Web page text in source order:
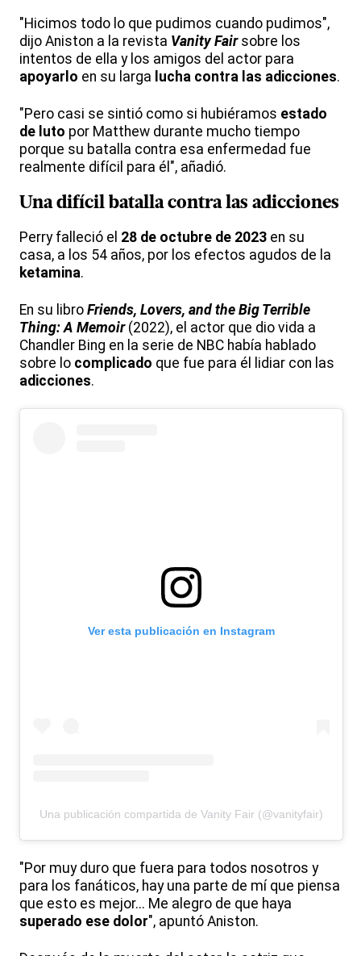
"Hicimos todo lo que pudimos cuando pudimos",
dijo Aniston a la revista Vanity Fairsobre los
intentos de ella y los amigos del actor para
apoyarlo en su larga lucha contra las adicciones.
"Pero casi se sintió como si hubiéramos estado
de luto por Matthew durante mucho tiempo
porque su batalla contra esa enfermedad fue
realmente difícil para él", añadió.
Una difícil batalla contra las adicciones
Perry falleció el 28 de octubre de 2023 en su
casa, a los 54 años, por los efectos agudos de la
ketamina.
En su libro Friends, Lovers, and the Big Terrible
Thing: A Memoir(2022), el actor que dio vida a
Chandler Bing en la serie de NBC había hablado
sobre lo complicado que fue para él lidiar con las
adicciones.
Ver esta publicación en Instagram
Una publicación compartida de Vanity Fair (@vanityfair)
"Por muy duro que fuera para todos nosotros y
para los fanáticos, hay una parte de mí que piensa
que esto es mejor... Me alegro de que haya
superado ese dolor", apuntó Aniston.